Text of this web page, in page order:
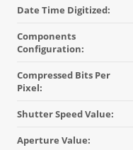
Date Time Digitized:
Components
Configuration:
Compressed Bits Per
Pixel:
Shutter Speed Value:
Aperture Value: